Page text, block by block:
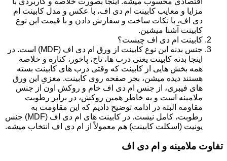
مزایا و معایب کابینت ام دی اف، با عکس و مدل کابینت ام
دی اف، با نکات ساخت و سفارش دادن و با قیمت این نوع
کابینت آشنا میشین.
کابینت ام دی اف چیست؟
جنس بدنه این نوع کابینت از ورق ام دی اف (MDF) است. در
اینجا بدنه کابینت یعنی درب ها، تاج، پاخور، کناره و خلاصه
همه بخش هایی از کابینت که وقتی درب های کابینت بسته
هستند دیده میشن، بجز صفحه روی کابینت. مغزیِ این ورق
های فیبری، از جنس ام دی اف خام و روکش اون از جنس
ملامینه است و به خاطر همین روکش، در برابر رطوبت
مقاومه البته در ادامه توضیح دادیم که این مقاومت به
رطوبت، کامل نیست. در کابینت های ام دی اف (MDF) جنس
یونیت (اسکلت کابینت) هم معمولاً از ام دی اف انتخاب میشه.
تفاوت ملامینه و ام دی اف